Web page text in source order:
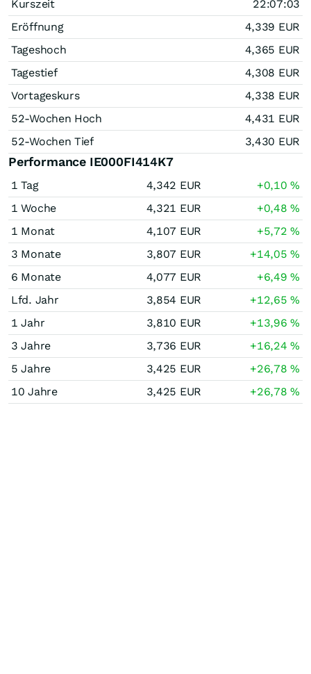
Kurszeit
22:07:03
Eröffnung
4,339 EUR
Tageshoch
4,365 EUR
Tagestief
4,308 EUR
Vortageskurs
4,338 EUR
52-Wochen Hoch
4,431 EUR
52-Wochen Tief
3,430 EUR
Performance IE000FI414K7
1 Tag 4,342 EUR +0,10%
1 Woche
4,321 EUR +0,48%
1 Monat
4,107 EUR +5,72%
3 Monate
3,807 EUR +14,05%
6 Monate
4,077 EUR +6,49%
Lfd. Jahr
3,854 EUR +12,65%
1 Jahr
3,810 EUR +13,96%
3 Jahre
3,736 EUR +16,24%
5 Jahre
3,425 EUR +26,78%
10 Jahre
3,425 EUR +26,78%